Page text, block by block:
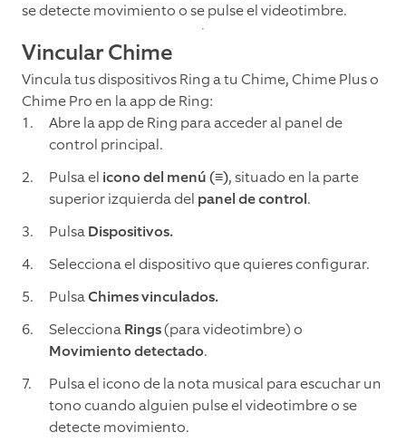
se detecte movimiento o se pulse el videotimbre.
Vincular Chime
Vincula tus dispositivos Ring a tu Chime, Chime Plus o
Chime Pro en la app de Ring:
Abre la app de Ring para acceder al panel de
control principal.
Pulsa el icono del menú (≡), situado en la parte
superior izquierda del panel de control.
PulsaDispositivos.
Selecciona el dispositivo que quieres configurar.
PulsaChimes vinculados.
SeleccionaRings(para videotimbre) o
Movimiento detectado.
Pulsa el icono de la nota musical para escuchar un
tono cuando alguien pulse el videotimbre o se
detecte movimiento.